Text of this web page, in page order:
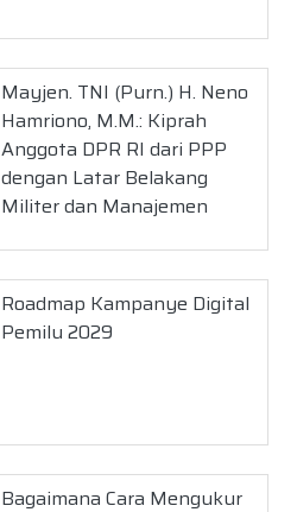
Mayjen. TNI (Purn.) H. Neno
Hamriono, M.M.: Kiprah
Anggota DPR RI dari PPP
dengan Latar Belakang
Militer dan Manajemen
Roadmap Kampanye Digital
Pemilu 2029
Bagaimana Cara Mengukur